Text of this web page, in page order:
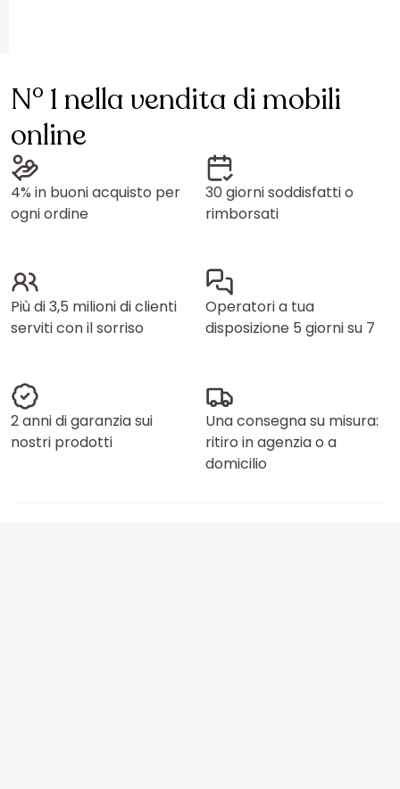
N° 1 nella vendita di mobili
online
4% in buoni acquisto per
ogni ordine
30 giorni soddisfatti o
rimborsati
Più di 3,5 milioni di clienti
serviti con il sorriso
Operatori a tua
disposizione 5 giorni su 7
2 anni di garanzia sui
nostri prodotti
Una consegna su misura:
ritiro in agenzia o a
domicilio